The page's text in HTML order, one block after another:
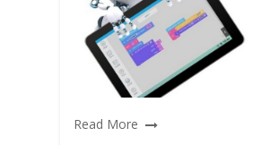
Read More